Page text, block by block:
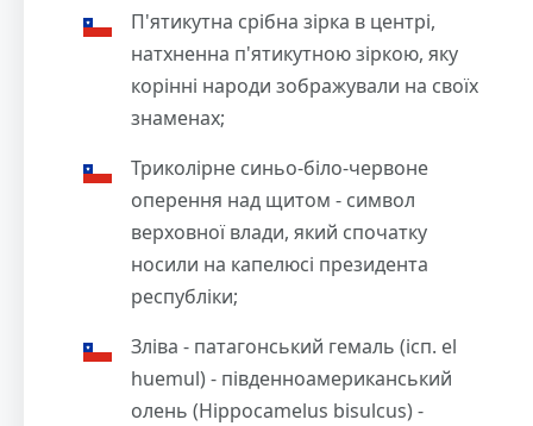
П'ятикутна срібна зірка в центрі,
натхненна п'ятикутною зіркою, яку
корінні народи зображували на своїх
знаменах;
Триколірне синьо-біло-червоне
оперення над щитом - символ
верховної влади, який спочатку
носили на капелюсі президента
республіки;
Зліва - патагонський гемаль (ісп. el
huemul) - південноамериканський
олень (Hippocamelus bisulcus) -